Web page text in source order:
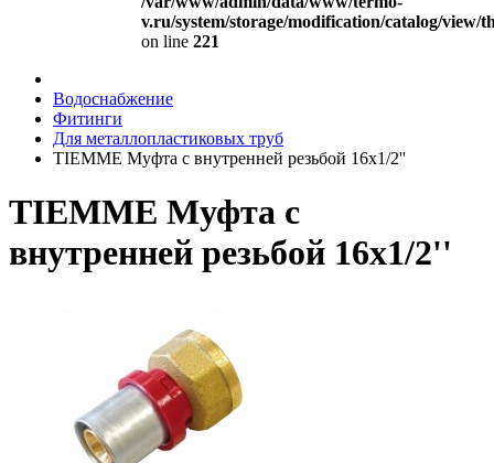
v.ru/system/storage/modification/catalog/view/
on line 221
Водоснабжение
Фитинги
Для металлопластиковых труб
TIEMME Муфта с внутренней резьбой 16x1/2''
TIEMME Муфта с
внутренней резьбой 16x1/2''